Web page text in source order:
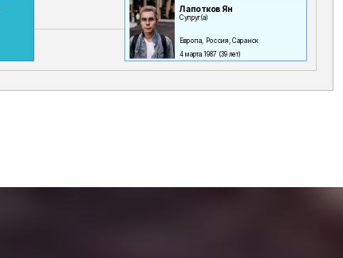
Лапотков Ян
Супруг(а)
Европа, Россия, Саранск
4 марта 1987 (39 лет)